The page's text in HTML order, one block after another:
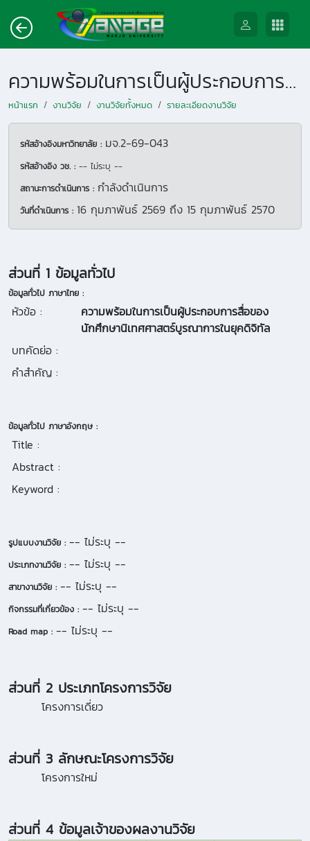
ความพร้อมในการเป็นผู้ประกอบการสื่อของนักศึกษานิเทศศาสตร์บูรณาการในยุคดิจิทัล
หน้าแรก งานวิจัย งานวิจัยทั้งหมด รายละเอียดงานวิจัย
รหัสอ้างอิงมหาวิทยาลัย : มจ.2-69-043
รหัสอ้างอิง วช. : -- ไม่ระบุ --
สถานะการดำเนินการ : กำลังดำเนินการ
วันที่ดำเนินการ : 16 กุมภาพันธ์ 2569 ถึง 15 กุมภาพันธ์ 2570
ส่วนที่ 1 ข้อมูลทั่วไป
ข้อมูลทั่วไป ภาษาไทย :
หัวข้อ :
ความพร้อมในการเป็นผู้ประกอบการสื่อของ
นักศึกษานิเทศศาสตร์บูรณาการในยุคดิจิทัล
บทคัดย่อ :
คำสำคัญ :
ข้อมูลทั่วไป ภาษาอังกฤษ :
Title :
Abstract :
Keyword :
รูปแบบงานวิจัย : -- ไม่ระบุ --
ประเภทงานวิจัย : -- ไม่ระบุ --
สาขางานวิจัย : -- ไม่ระบุ --
กิจกรรมที่เกี่ยวข้อง : -- ไม่ระบุ --
Road map : -- ไม่ระบุ --
ส่วนที่ 2 ประเภทโครงการวิจัย
โครงการเดี่ยว
ส่วนที่ 3 ลักษณะโครงการวิจัย
โครงการใหม่
ส่วนที่ 4 ข้อมูลเจ้าของผลงานวิจัย